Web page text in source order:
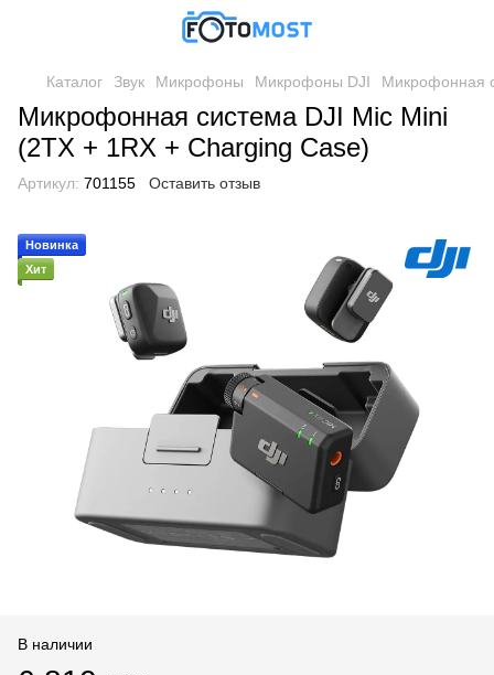
Каталог Звук Микрофоны Микрофоны DJI Микрофонная
Микрофонная система DJI Mic Mini
(2TX + 1RX + Charging Case)
Артикул: 701155 Оставить отзыв
Новинка
Хит
В наличии